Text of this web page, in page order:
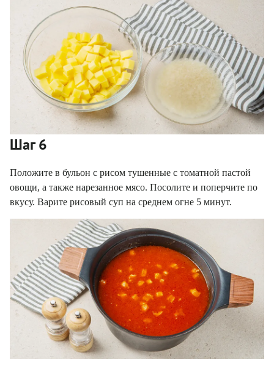
Шаг 6
Положите в бульон с рисом тушенные с томатной пастой
овощи, а также нарезанное мясо. Посолите и поперчите по
вкусу. Варите рисовый суп на среднем огне 5 минут.